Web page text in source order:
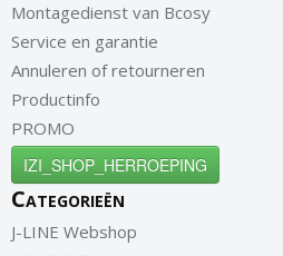
Montagedienst van Bcosy
Service en garantie
Annuleren of retourneren
Productinfo
PROMO
IZI_SHOP_HERROEPING
Categorieën
J-LINE Webshop